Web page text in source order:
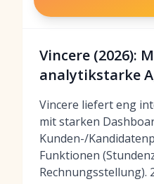
Vincere (2026):
analytikstarke
Vincere liefert eng
mit starken
Kunden-/
Funktionen
Rechnungsstellung).